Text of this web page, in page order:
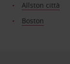
Allston città
Boston